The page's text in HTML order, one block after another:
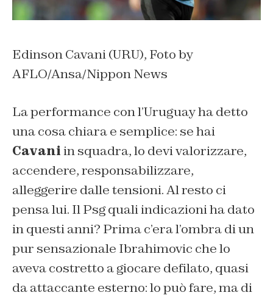
Edinson Cavani (URU), Foto by
AFLO/Ansa/Nippon News
La performance con l’Uruguay ha detto
una cosa chiara e semplice: se hai
Cavaniin squadra, lo devi valorizzare,
accendere, responsabilizzare,
alleggerire dalle tensioni. Al resto ci
pensa lui. Il Psg quali indicazioni ha dato
in questi anni? Prima c’era l’ombra di un
pur sensazionale Ibrahimovic che lo
aveva costretto a giocare defilato, quasi
da attaccante esterno: lo può fare, ma di